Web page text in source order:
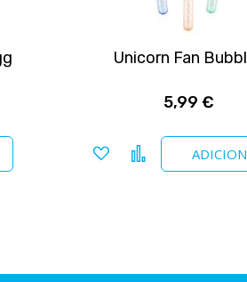
Unicorn Fan
5,99 €
Adicionar a favoritos
Comparar